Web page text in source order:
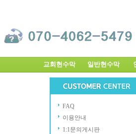
교회현수막 일반현수막
FAQ
이용안내
1:1문의게시판